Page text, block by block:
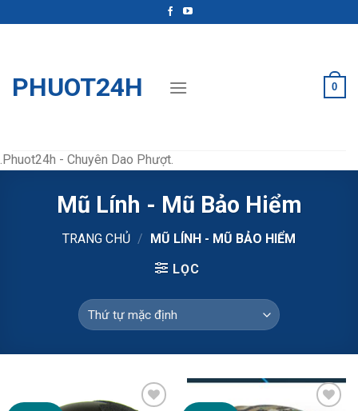
PHUOT24H 0
.Phuot24h - Chuyên Dao Phượt.
Mũ Lính - Mũ Bảo Hiểm
TRANG CHỦ /
MŨ LÍNH - MŨ BẢO HIỂM
LỌC